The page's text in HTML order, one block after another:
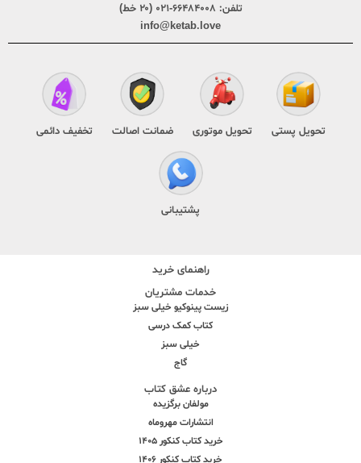
تلفن: ۶۶۴۸۴۰۰۸-۰۲۱ (۲۰ خط)
info@ketab.love
تحویل پستی تحویل موتوری ضمانت اصالت تخفیف دائمی
پشتیبانی
راهنمای خرید
خدمات مشتریان
زیست پینوکیو خیلی سبز
کتاب کمک درسی
خیلی سبز
گاج
درباره عشق کتاب
مولفان برگزیده
انتشارات مهروماه
خرید کتاب کنکور 1405
خرید کتاب کنکور 1406